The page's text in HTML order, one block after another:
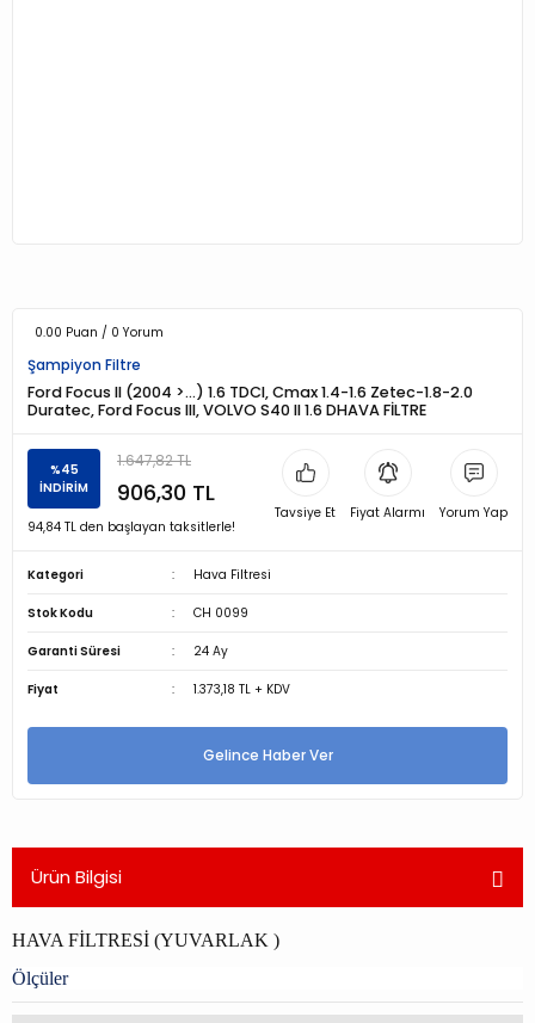
0.00 Puan / 0 Yorum
Şampiyon Filtre
Ford Focus II (2004 >…) 1.6 TDCI, Cmax 1.4-1.6 Zetec-1.8-2.0
Duratec, Ford Focus III, VOLVO S40 II 1.6 DHAVA FİLTRE
%45
İNDİRİM
1.647,82 TL
906,30 TL
94,84 TL den başlayan taksitlerle!
Tavsiye Et Fiyat Alarmı Yorum Yap
Kategori Hava Filtresi
Stok Kodu CH 0099
Garanti Süresi 24 Ay
Fiyat 1.373,18 TL + KDV
Gelince Haber Ver
Ürün Bilgisi
HAVA FİLTRESİ (YUVARLAK )
Ölçüler